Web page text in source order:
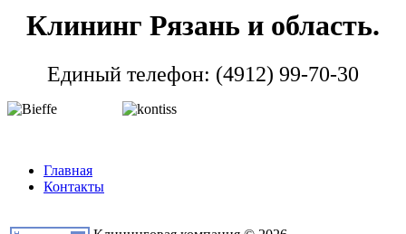
Уборка
помещений
производственных помещений
Клининг Рязань и область.
Единый телефон: (4912) 99-70-30
Главная
Контакты